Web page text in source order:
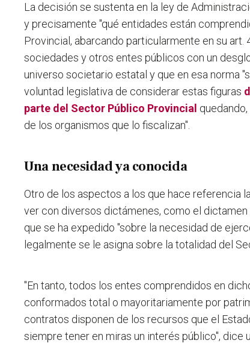
La decisión se sustenta en la ley de
y precisamente "qué entidades están
Provincial, abarcando particularmente en su art.
sociedades y otros entes públicos con un
universo societario estatal y que en esa norma
voluntad legislativa de considerar estas figuras
parte del Sector Público Provincial
de los organismos que lo fiscalizan".
Una necesidad ya conocida
Otro de los aspectos a los que hace referencia
ver con diversos dictámenes, como el
que se ha expedido "sobre la necesidad de
legalmente se le asigna sobre la totalidad del
"En tanto, todos los entes comprendidos en
conformados total o mayoritariamente por
contratos disponen de los recursos que el
siempre tener en miras un interés público", dice